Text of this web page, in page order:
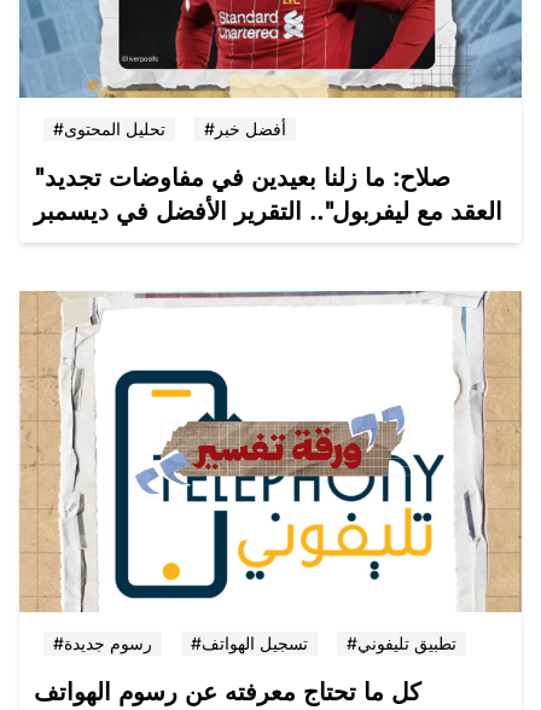
#تحليل المحتوى #أفضل خبر
"صلاح: ما زلنا بعيدين في مفاوضات تجديد
العقد مع ليفربول".. التقرير الأفضل في ديسمبر
#رسوم جديدة #تسجيل الهواتف #تطبيق تليفوني
كل ما تحتاج معرفته عن رسوم الهواتف